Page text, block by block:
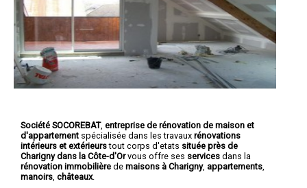
Société SOCOREBAT, entreprise de rénovation de maison et
d'appartement spécialisée dans les travaux rénovations
intérieurs et extérieurstout corps d'etats située près de
Charigny dans la Côte-d'Orvous offre ses services dans la
rénovation immobilière de maisons à Charigny, appartements
manoirs châteaux.